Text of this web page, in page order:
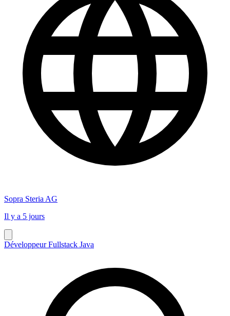
Sopra Steria AG
Il y a 5 jours
Développeur Fullstack Java